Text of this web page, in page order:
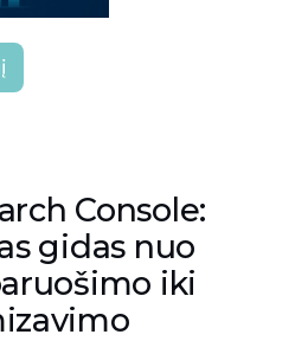
Console:
gidas nuo
iki